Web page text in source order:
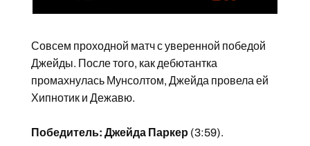
Совсем проходной матч с уверенной победой
Джейды. После того, как дебютантка
промахнулась Мунсолтом, Джейда провела ей
Хипнотик и Дежавю.
Победитель: Джейда Паркер (3:59).